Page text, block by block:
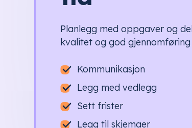
Planlegg med oppgaver og
kvalitet og god
Kommunikasjon
Legg med vedlegg
Sett frister
Legg til skjemaer